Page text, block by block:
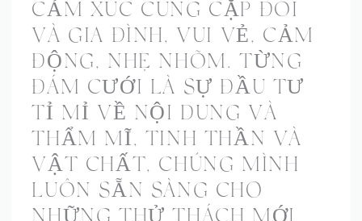
CẢM XÚC CÙNG CẶP ĐÔI
VÀ GIA ĐÌNH, VUI VẺ, CẢM
ĐỘNG, NHẸ NHÕM. TỪNG
ĐÁM CƯỚI LÀ SỰ ĐẦU TƯ
TỈ MỈ VỀ NỘI DUNG VÀ
THẨM MĨ, TINH THẦN VÀ
VẬT CHẤT, CHÚNG MÌNH
LUÔN SẴN SÀNG CHO